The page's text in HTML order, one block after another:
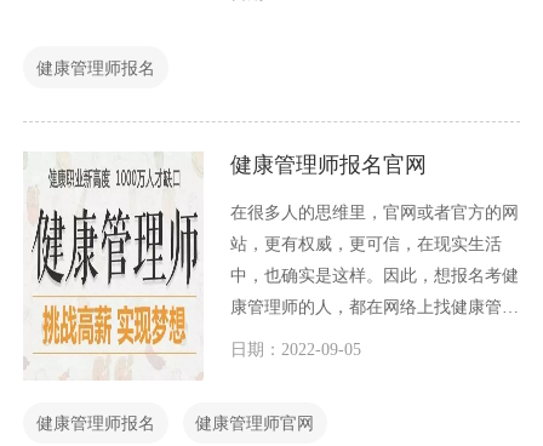
健康管理师报名
健康管理师报名官网
在很多人的思维里，官网或者官方的网
站，更有权威，更可信，在现实生活
中，也确实是这样。因此，想报名考健
康管理师的人，都在网络上找健康管理
师报名官网，那么哪一个才是健康管理
日期：2022-09-05
健康管理师报名 健康管理师官网